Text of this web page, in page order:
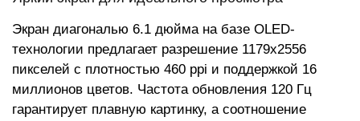
Экран диагональю 6.1 дюйма на базе OLED-
технологии предлагает разрешение 1179x2556
пикселей с плотностью 460 ppi и поддержкой 16
миллионов цветов. Частота обновления 120 Гц
гарантирует плавную картинку, а соотношение